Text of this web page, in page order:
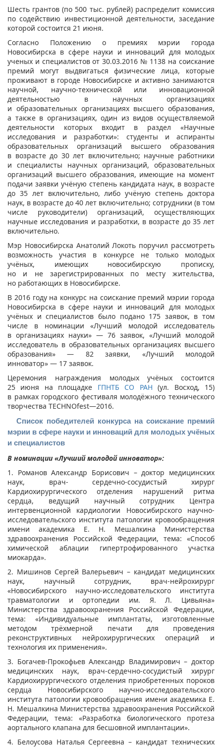
Шесть грантов (по 500 тыс. рублей) распределит комиссия
по содействию инвестиционной деятельности, заседание
которой состоится 21 июня.
Согласно Положению о премиях мэрии города
Новосибирска в сфере науки и инноваций для молодых
ученых и специалистов от 30.03.2016 № 1138 на соискание
премий могут выдвигаться физические лица, которые
проживают в городе Новосибирске и активно занимаются
научной, научно-технической или инновационной
деятельностью в научных организациях
и образовательных организациях высшего образования,
а также в организациях, один из видов осуществляемой
деятельности которых входит в раздел «Научные
исследования и разработки»: студенты и аспиранты
образовательных организаций высшего образования
в возрасте до 30 лет включительно; научные работники
и специалисты научных организаций, образовательных
организаций высшего образования, имеющие на момент
подачи заявки учёную степень кандидата наук, в возрасте
до 35 лет включительно, либо учёную степень доктора
наук, в возрасте до 40 лет включительно; сотрудники (в том
числе руководители) организаций, осуществляющих
научные исследования и разработки, в возрасте до 35 лет
включительно.
Мэр Новосибирска Анатолий Локоть поручил рассмотреть
возможность участия в конкурсе не только молодых
учёных, имеющих новосибирскую прописку,
но и не зарегистрированных по месту жительства,
но работающих в Новосибирске.
В 2016 году на конкурс на соискание премий мэрии города
Новосибирска в сфере науки и инноваций для молодых
учёных и специалистов было подано 175 заявок, в том
числе в номинации «Лучший молодой исследователь
в организациях науки» — 76 заявок, «Лучший молодой
исследователь в образовательных организациях высшего
образования» — 82 заявки, «Лучший молодой
инноватор» — 17 заявок.
Церемония награждения молодых учёных состоится
25 июня на площадке ГПНТБ СО РАН​ (ул. Восход, 15)
в рамках городского фестиваля молодёжного технического
творчества TECHNOfest—2016.
Список победителей конкурса на соискание премий
мэрии в сфере науки и инноваций для молодых учёных
и специалистов
В номинации «Лучший молодой инноватор»:
1. Романов Александр Борисович – доктор медицинских
наук, врач- сердечно-сосудистый хирург
Кардиохирургического отделения нарушений ритма
сердца, ведущий научный сотрудник Центра
интервенционной кардиологии Новосибирского научно-
исследовательского института патологии кровообращения
имени академика Е. Н. Мешалкина Министерства
здравоохранения Российской Федерации, тема: «Способ
химической аблации гипертрофированного участка
миокарда».
2. Мишинов Сергей Валерьевич – кандидат медицинских
наук, научный сотрудник, врач-нейрохирург
«Новосибирского научно-исследовательского института
травматологии и ортопедии им. Я. Л. Цивьяна»
Министерства здравоохранения Российской Федерации,
тема: «Индивидуальные имплантаты, изготовленные
методом трёхмерной печати для проведения
реконструктивных нейрохирургических операций и
технология их применения».
3. Богачев-Прокофьев Александр Владимирович – доктор
медицинских наук, врач-сердечно-сосудистый хирург
Кардиохирургического отделения приобретенных пороков
сердца Новосибирского научно-исследовательского
института патологии кровообращения имени академика Е.
Н. Мешалкина Министерства здравоохранения Российской
Федерации, тема: «Разработка биологического протеза
аортального клапана для бесшовной имплантации».
4. Белоусова Наталья Сергеевна – кандидат технических